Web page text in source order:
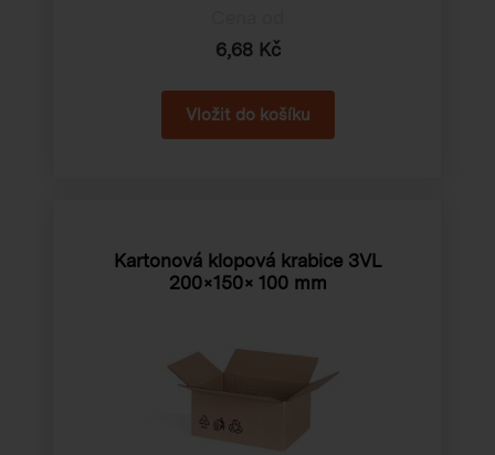
6,68 Kč
Kartonová klopová krabice 3VL
200×150× 100 mm